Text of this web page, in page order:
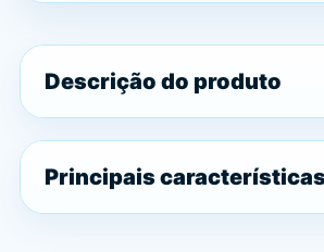
Descrição do produto
Principais